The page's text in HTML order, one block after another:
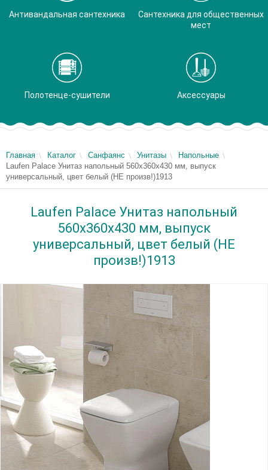
Антивандальная сантехника
Сантехника для общественных
мест
Полотенце-сушители Аксессуары
Главная Каталог Санфаянс Унитазы
Напольные
Laufen Palace Унитаз напольный 560х360х430 мм, выпуск
универсальный, цвет белый (НЕ произв!)1913
Laufen Palace Унитаз напольный
560х360х430 мм, выпуск
универсальный, цвет белый (НЕ
произв!)1913